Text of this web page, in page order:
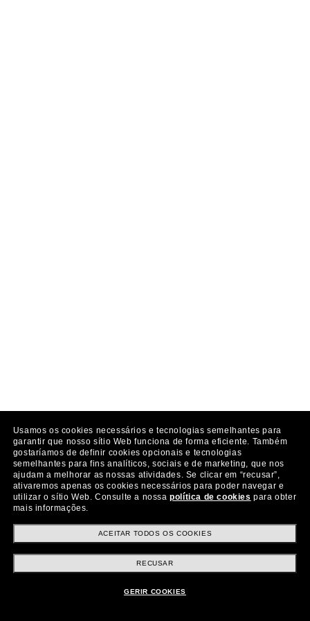
Usamos os cookies necessários e tecnologias semelhantes para
garantir que nosso sítio Web funciona de forma eficiente. Também
gostaríamos de definir cookies opcionais e tecnologias
semelhantes para fins analíticos, sociais e de marketing, que nos
ajudam a melhorar as nossas atividades. Se clicar em “recusar”,
ativaremos apenas os cookies necessários para poder navegar e
utilizar o sítio Web. Consulte a nossapolítica de cookies para obter
mais informações.
ACEITAR TODOS OS COOKIES
RECUSAR
GERIR COOKIES